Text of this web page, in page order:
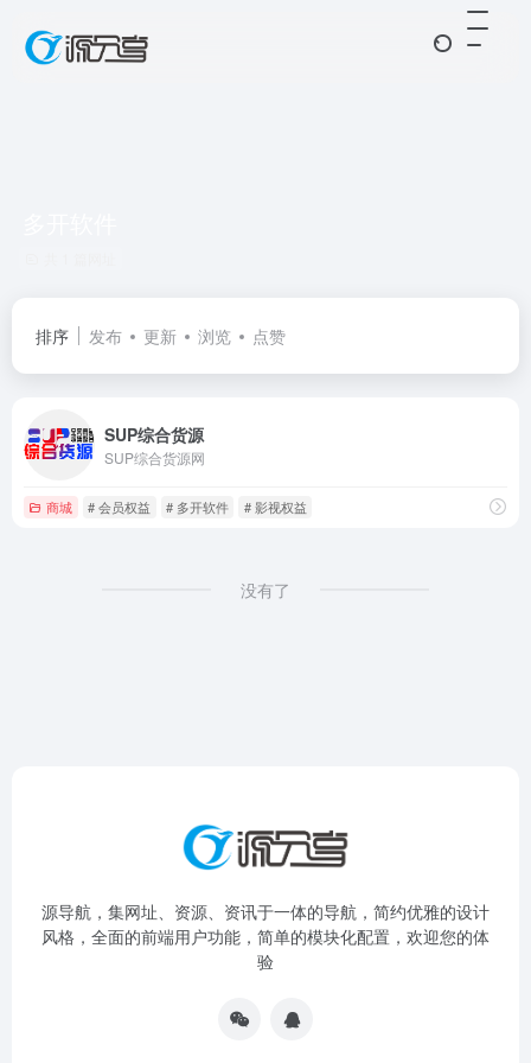
排序 发布 更新 浏览 点赞
SUP综合货源
SUP综合货源网
商城 # 会员权益 # 多开软件 # 影视权益
没有了
源导航，集网址、资源、资讯于一体的导航，简约优雅的设计
风格，全面的前端用户功能，简单的模块化配置，欢迎您的体
验